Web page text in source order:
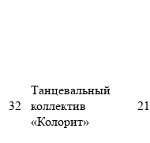
32
Танцевальный
коллектив
«Колорит»
21